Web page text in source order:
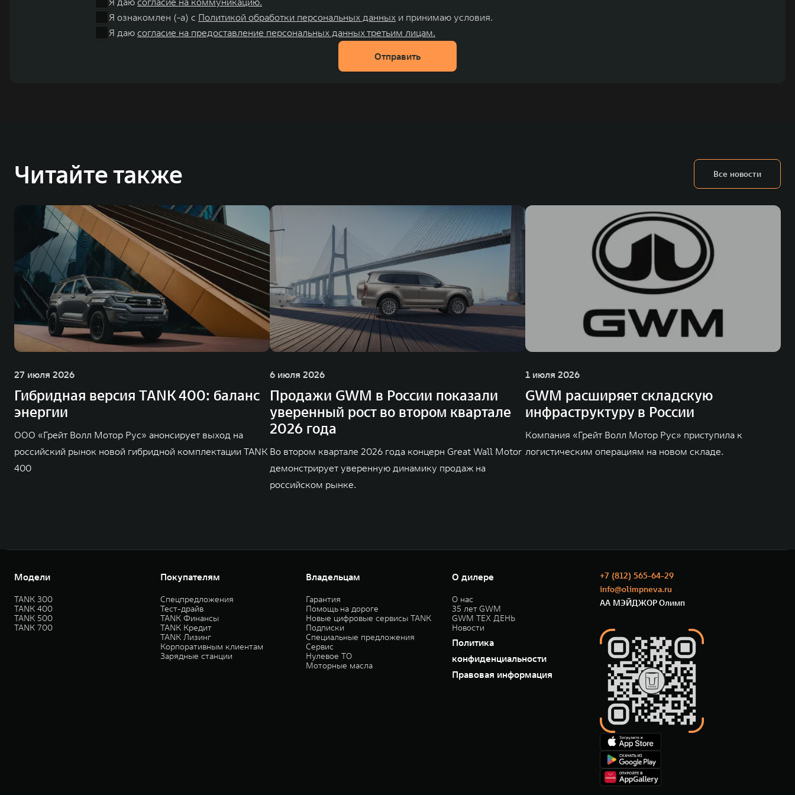
Я ознакомлен (-а) с Политикой обработки персональных данных и принимаю условия.
Я даю согласие на предоставление персональных данных третьим лицам.
Отправить
Читайте также Все новости
27 июля 2026
Гибридная версия TANK 400: баланс
энергии
ООО «Грейт Волл Мотор Рус» анонсирует выход на
российский рынок новой гибридной комплектации TANK
400
6 июля 2026
Продажи GWM в России показали
уверенный рост во втором квартале
2026 года
Во втором квартале 2026 года концерн Great Wall Motor
демонстрирует уверенную динамику продаж на
российском рынке.
1 июля 2026
GWM расширяет складскую
инфраструктуру в России
Компания «Грейт Волл Мотор Рус» приступила к
логистическим операциям на новом складе.
Модели
TANK 300
TANK 400
TANK 500
TANK 700
Покупателям
Спецпредложения
Тест-драйв
TANK Финансы
TANK Кредит
TANK Лизинг
Корпоративным клиентам
Зарядные станции
Владельцам
Гарантия
Помощь на дороге
Новые цифровые сервисы TANK
Подписки
Специальные предложения
Сервис
Нулевое ТО
Моторные масла
О дилере
О нас
35 лет GWM
GWM ТЕХ ДЕНЬ
Новости
Политика
конфиденциальности
Правовая информация
+7 (812) 565-64-29
info@olimpneva.ru
АА МЭЙДЖОР Олимп